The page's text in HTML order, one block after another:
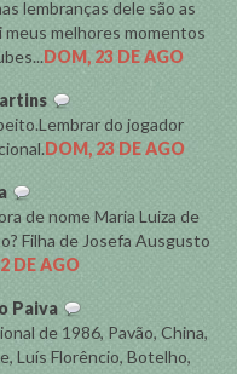
lembranças dele são as
meus melhores momentos
DOM, 23 DE AGO
do jogador
DOM, 23 DE AGO
de nome Maria Luiza de
Filha de Josefa Ausgusto
DE AGO
Paiva
de 1986, Pavão, China,
Luís Florêncio, Botelho,